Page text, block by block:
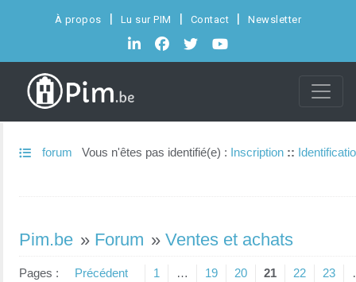
À propos Lu sur PIM Contact Newsletter
forum Vous n'êtes pas identifié(e) : Inscription ::
Pim.be » Forum » Ventes et achats
Pages : Précédent 1 … 19 20 21 22 23